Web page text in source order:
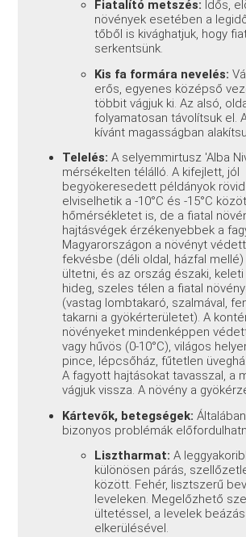
Fiatalító metszés: Idős,
növények esetében a
tőből is kivághatjuk, hogy
serkentsünk.
Kis fa formára nevelés:
erős, egyenes középső
többit vágjuk ki. Az alsó,
folyamatosan távolítsuk el.
kívánt magasságban
Telelés: A selyemmirtusz 'Alba
mérsékelten télálló. A kifejlett, jól
begyökeresedett példányok
elviselhetik a -10°C és -15°C
hőmérsékletet is, de a fiatal
hajtásvégek érzékenyebbek a
Magyarországon a növényt
fekvésbe (déli oldal, házfal
ültetni, és az ország északi,
hideg, szeles télen a fiatal
(vastag lombtakaró, szalmával,
takarni a gyökérterületet). A
növényeket mindenképpen
vagy hűvös (0-10°C), világos
pince, lépcsőház, fűtetlen
A fagyott hajtásokat tavasszal, a
vágjuk vissza. A növény a
Kártevők, betegségek:
bizonyos problémák
Lisztharmat: A
különösen párás,
között. Fehér, lisztszerű
leveleken. Megelőzhető
ültetéssel, a levelek
elkerülésével.